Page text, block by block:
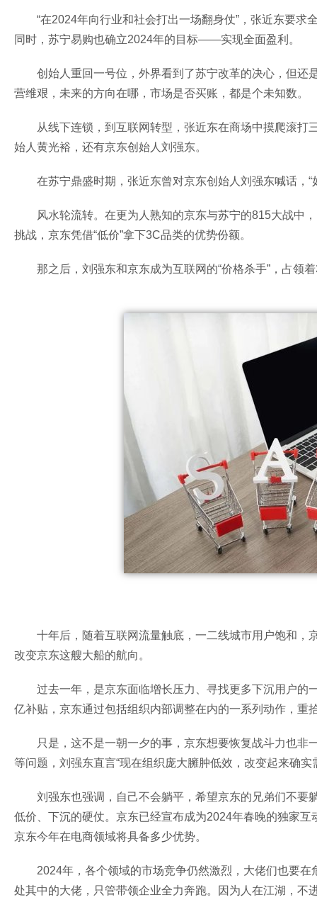
“在2024年向行业和社会打出一场翻身仗”，张近东要
同时，苏宁易购也确立2024年的目标——实现全面盈利。
创始人重回一号位，外界看到了苏宁改革的决心，但还
营维艰，未来的方向在哪，市场是否买账，都是个未知数。
从线下连锁，到互联网转型，张近东在商场中摸爬滚打
始人黄光裕，还有京东创始人刘强东。
在苏宁鼎盛时期，张近东曾对京东创始人刘强东喊话，
风水轮流转。在更为人熟知的京东与苏宁的815大战中
挑战，京东凭借“低价”拿下3C品类的优势份额。
那之后，刘强东和京东成为互联网的“价格杀手”，占领
十年后，随着互联网流量触底，一二线城市用户饱和，
改变京东这艘大船的航向。
过去一年，是京东面临增长压力、寻找更多下沉用户的
亿补贴，京东通过包括组织内部调整在内的一系列动作，重
只是，这不是一朝一夕的事，京东想要恢复战斗力也
等问题，刘强东直言“现在组织庞大臃肿低效，改变起来确实
刘强东也强调，自己不会躺平，希望京东的兄弟们不
低价、下沉的硬仗。京东已经宣布成为2024年春晚的独家
京东今年在电商领域将具备多少优势。
2024年，各个领域的市场竞争仍然激烈，大佬们也要
处其中的大佬，只管带领企业全力奔跑。因为人在江湖，不